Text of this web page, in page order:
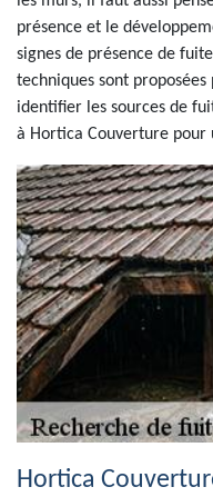
présence et le
signes de présence de
techniques sont
identifier les sources de
à Hortica Couverture pour
Hortica